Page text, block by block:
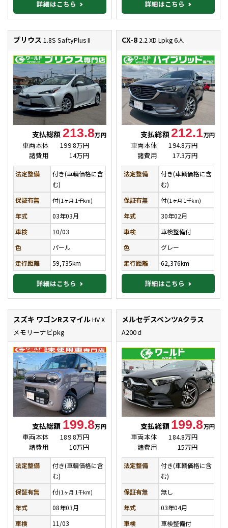
詳細はこちら 詳細はこちら
プリウス1.8S SaftyPlus II
支払総額 213.8万円
車両本体
199.8万円
諸費用
14万円
法定整備
付き(車輌価格に含
む)
保証有無
付(1ヶ月 1千km)
年式
03年03月
車検
10/03
色
パール
走行距離
59,735km
詳細はこちら
CX-82.2 XD Lpkg 6人
支払総額 212.1万円
車両本体
194.8万円
諸費用
17.3万円
法定整備
付き(車輌価格に含
む)
保証有無
付(1ヶ月 1千km)
年式
30年02月
車検
車検整備付
色
グレー
走行距離
62,376km
詳細はこちら
スズキ ワゴンRスマイルHV X
メモリーナビpkg
支払総額 199.8万円
車両本体
189.8万円
諸費用
10万円
法定整備
付き(車輌価格に含
む)
保証有無
付(1ヶ月 1千km)
年式
08年03月
車検
11/03
メルセデスベンツAクラス
A200ｄ
支払総額 199.8万円
車両本体
184.8万円
諸費用
15万円
法定整備
付き(車輌価格に含
む)
保証有無
無し
年式
03年04月
車検
車検整備付